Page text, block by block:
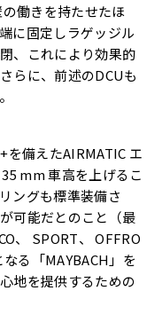
働きを持たせたほ
に固定しラゲッジル
、これにより効果的
らに、前述のDCUも
を備えたAIRMATIC エ
mm 車高を上げるこ
ングも標準装備さ
可能だとのこと（最
、 SPORT、 OFFRO
る「MAYBACH」を
地を提供するための